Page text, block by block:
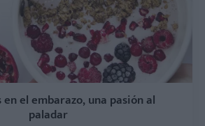
en el embarazo, una pasión al
paladar